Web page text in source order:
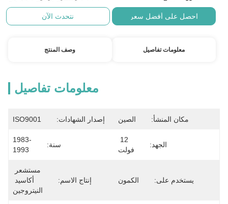
احصل على أفضل سعر نتحدث الآن
معلومات تفاصيل وصف المنتج
معلومات تفاصيل
مكان المنشأ: الصين إصدار الشهادات: ISO9001
الجهد:
فولت
سنة:
1983-
1993
يستخدم على: الكمون إنتاج الاسم:
النيتروجين